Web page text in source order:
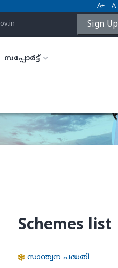
A+ A
Sign Up
സപ്പോർട്ട്
Schemes list
സാന്ത്വന പദ്ധതി